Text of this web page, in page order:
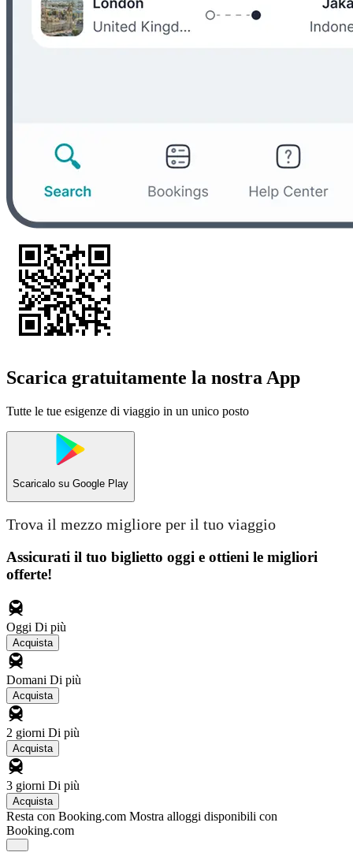
Scarica gratuitamente la nostra App
Tutte le tue esigenze di viaggio in un unico posto
Scaricalo su Google Play
Trova il mezzo migliore per il tuo viaggio
Assicurati il ​​tuo biglietto oggi e ottieni le migliori
offerte!
Oggi Di più
Acquista
Domani Di più
Acquista
2 giorni Di più
Acquista
3 giorni Di più
Acquista
Resta con Booking.com Mostra alloggi disponibili con
Booking.com